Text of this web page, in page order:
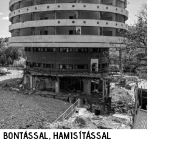
BONTÁSSAL, HAMISÍTÁSSAL